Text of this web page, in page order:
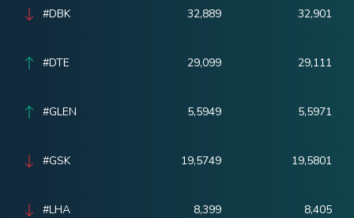
#DBK 32,889 32,901
#DTE 29,099 29,111
#GLEN 5,5949 5,5971
#GSK 19,5749 19,5801
#LHA 8,399 8,405